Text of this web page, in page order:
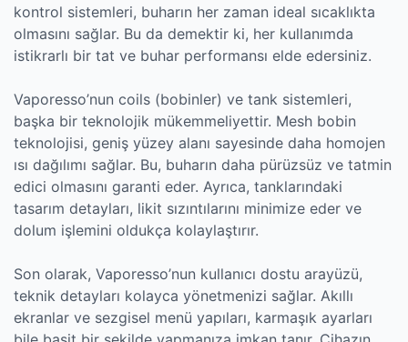
kontrol sistemleri, buharın her zaman ideal sıcaklıkta
olmasını sağlar. Bu da demektir ki, her kullanımda
istikrarlı bir tat ve buhar performansı elde edersiniz.
Vaporesso’nun coils (bobinler) ve tank sistemleri,
başka bir teknolojik mükemmeliyettir. Mesh bobin
teknolojisi, geniş yüzey alanı sayesinde daha homojen
ısı dağılımı sağlar. Bu, buharın daha pürüzsüz ve tatmin
edici olmasını garanti eder. Ayrıca, tanklarındaki
tasarım detayları, likit sızıntılarını minimize eder ve
dolum işlemini oldukça kolaylaştırır.
Son olarak, Vaporesso’nun kullanıcı dostu arayüzü,
teknik detayları kolayca yönetmenizi sağlar. Akıllı
ekranlar ve sezgisel menü yapıları, karmaşık ayarları